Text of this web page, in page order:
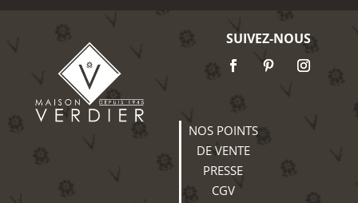
SUIVEZ-NOUS
NOS POINTS
DE VENTE
PRESSE
CGV